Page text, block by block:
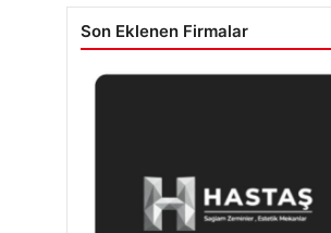
Son Eklenen Firmalar